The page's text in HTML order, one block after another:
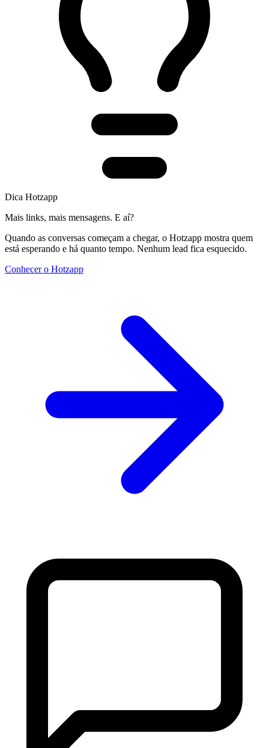
Dica Hotzapp
Mais links, mais mensagens. E aí?
Quando as conversas começam a chegar, o Hotzapp mostra quem
está esperando e há quanto tempo. Nenhum lead fica esquecido.
Conhecer o Hotzapp